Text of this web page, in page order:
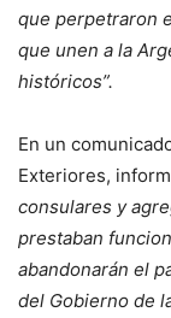
que perpetraron
que unen a la
históricos”.
En un
Exteriores,
consulares y
prestaban
abandonarán el
del Gobierno de